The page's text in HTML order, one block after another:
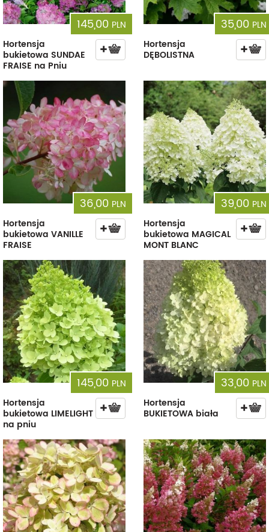
145,00 PLN
Hortensja
bukietowa SUNDAE
FRAISE na Pniu
35,00 PLN
Hortensja
DĘBOLISTNA
36,00 PLN
Hortensja
bukietowa VANILLE
FRAISE
39,00 PLN
Hortensja
bukietowa MAGICAL
MONT BLANC
145,00 PLN
Hortensja
bukietowa LIMELIGHT
na pniu
33,00 PLN
Hortensja
BUKIETOWA biała